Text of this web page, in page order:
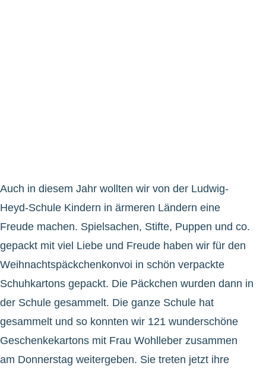
Auch in diesem Jahr wollten wir von der Ludwig-
Heyd-Schule Kindern in ärmeren Ländern eine
Freude machen. Spielsachen, Stifte, Puppen und co.
gepackt mit viel Liebe und Freude haben wir für den
Weihnachtspäckchenkonvoi in schön verpackte
Schuhkartons gepackt. Die Päckchen wurden dann in
der Schule gesammelt. Die ganze Schule hat
gesammelt und so konnten wir 121 wunderschöne
Geschenkekartons mit Frau Wohlleber zusammen
am Donnerstag weitergeben. Sie treten jetzt ihre